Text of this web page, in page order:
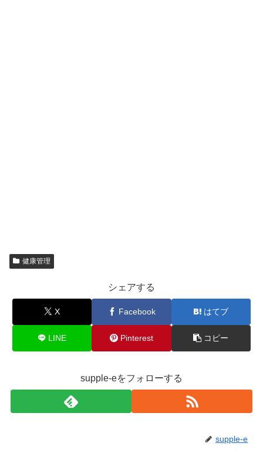
健康管理
シェアする
X Facebook はてブ
LINE Pinterest コピー
supple-eをフォローする
supple-e